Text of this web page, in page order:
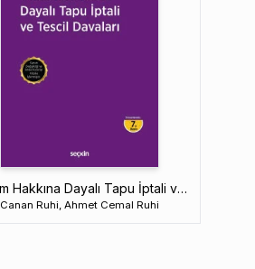
Önalım Hakkına Dayalı Tapu İptali ve Tescil Davaları
Canan Ruhi, Ahmet Cemal Ruhi